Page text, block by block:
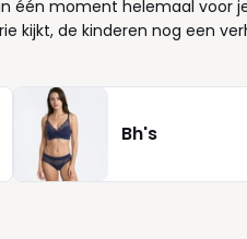
één moment helemaal
kijkt, de kinderen nog een
Bij La Redoute vind je
Denk ook aan het seizoen
én je momenten van
in jouw ritme.
welzijn, elke avond opnieuw.
Bh's